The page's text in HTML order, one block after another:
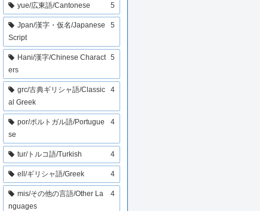
yue/広東語/Cantonese 5
Jpan/漢字・仮名/Japanese
Script
5
Hani/漢字/Chinese Charact
ers
5
grc/古典ギリシャ語/Classic
al Greek
4
por/ポルトガル語/Portugue
se
4
tur/トルコ語/Turkish 4
ell/ギリシャ語/Greek 4
mis/その他の言語/Other La
nguages
4